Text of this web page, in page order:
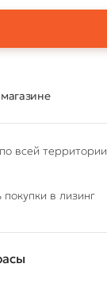
всей территории
в лизинг